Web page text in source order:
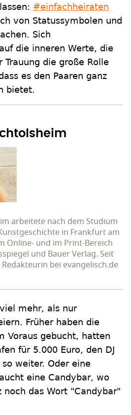
#einfachheiraten
von Statussymbolen und
Sich
die inneren Werte, die
die große Rolle
es den Paaren ganz
bietet.
arbeitete nach dem Studium
in Frankfurt am
Online- und im Print-Bereich
und Bauer Verlag. Seit
bei evangelisch.de
mehr, als nur
Früher haben die
Voraus gebucht, hatten
für 5.000 Euro, den DJ
weiter. Oder eine
eine Candybar, wo
noch das Wort "Candybar"